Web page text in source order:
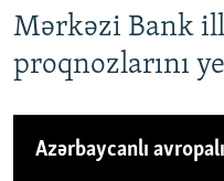
Mərkəzi Bank
proqnozlarını